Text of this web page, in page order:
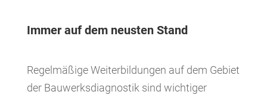
Immer auf dem neusten Stand
Regelmäßige Weiterbildungen auf dem Gebiet
der Bauwerksdiagnostik sind wichtiger